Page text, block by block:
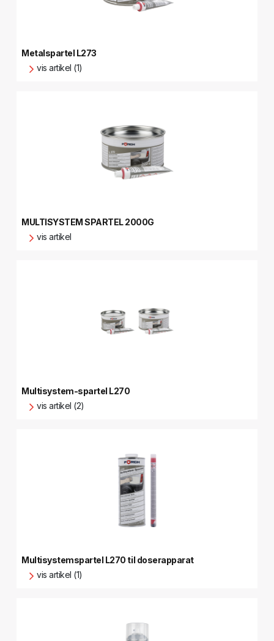
Metalspartel L273
vis artikel (1)
MULTISYSTEM SPARTEL 2000G
vis artikel
Multisystem-spartel L270
vis artikel (2)
Multisystemspartel L270 til doserapparat
vis artikel (1)